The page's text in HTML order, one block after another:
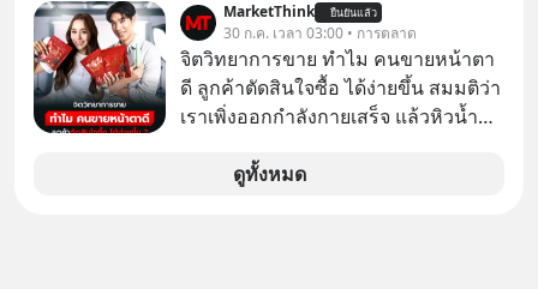
MarketThink ยืนยันแล้ว
30 ก.ค. เวลา 03:00 • การตลาด
จิตวิทยาการขาย ทำไม คนขายหน้าตา
ดี ลูกค้าตัดสินใจซื้อ ได้ง่ายขึ้น สมมติว่า
เราเพิ่งออกกำลังกายเสร็จ แล้วหิวน้ำ
ขายของเหมือนกันทุกอย่าง
ดูทั้งหมด